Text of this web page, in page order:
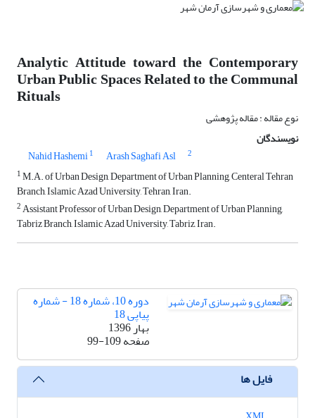
Analytic Attitude toward the Contemporary
Urban Public Spaces Related to the Communal
Rituals
نوع مقاله : مقاله پژوهشی
نویسندگان
Nahid Hashemi1 Arash Saghafi Asl
2
1M.A. of Urban Design, Department of Urban Planning, Centeral Tehran
Branch, Islamic Azad University, Tehran, Iran.
2Assistant Professor of Urban Design, Department of Urban Planning,
Tabriz Branch, Islamic Azad University, Tabriz, Iran.
دوره 10، شماره 18 - شماره
پیاپی 18
بهار 1396
صفحه99-109
فایل ها